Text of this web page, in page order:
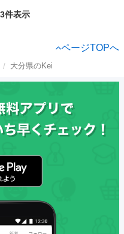
件表示
ページTOPへ
大分県のKei